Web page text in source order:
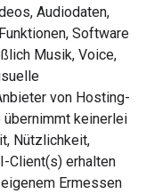
Audiodaten,
Software
Musik, Voice,
von Hosting-
übernimmt keinerlei
Nützlichkeit,
Client(s) erhalten
Ermessen